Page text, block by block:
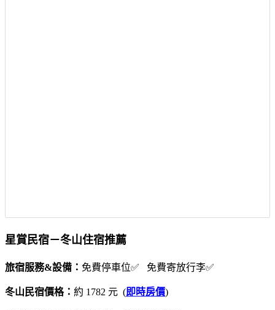
星賞民宿－冬山住宿推薦
旅宿服務&設備： 免費停車位✅ 免費寄放行李✅
冬山民宿價格： 約 1782 元 (即時房價)